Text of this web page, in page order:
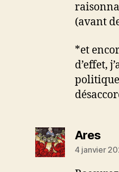
(avant
*et
d’effet,
Aresdit :
4 janvier